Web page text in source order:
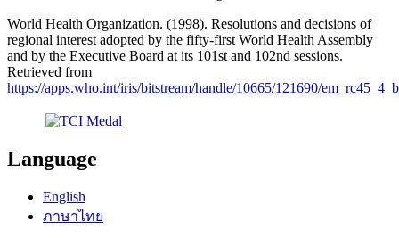
World Health Organization. (1998). Resolutions and decisions of
regional interest adopted by the fifty-first World Health Assembly
and by the Executive Board at its 101st and 102nd sessions.
Retrieved from
https://apps.who.int/iris/bitstream/handle/10665/121690/
Language
English
ภาษาไทย